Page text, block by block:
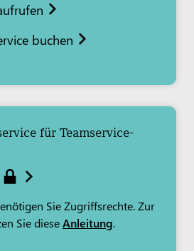
buchen
für Teamservice-
Sie Zugriffsrechte. Zur
Sie dieseAnleitung.